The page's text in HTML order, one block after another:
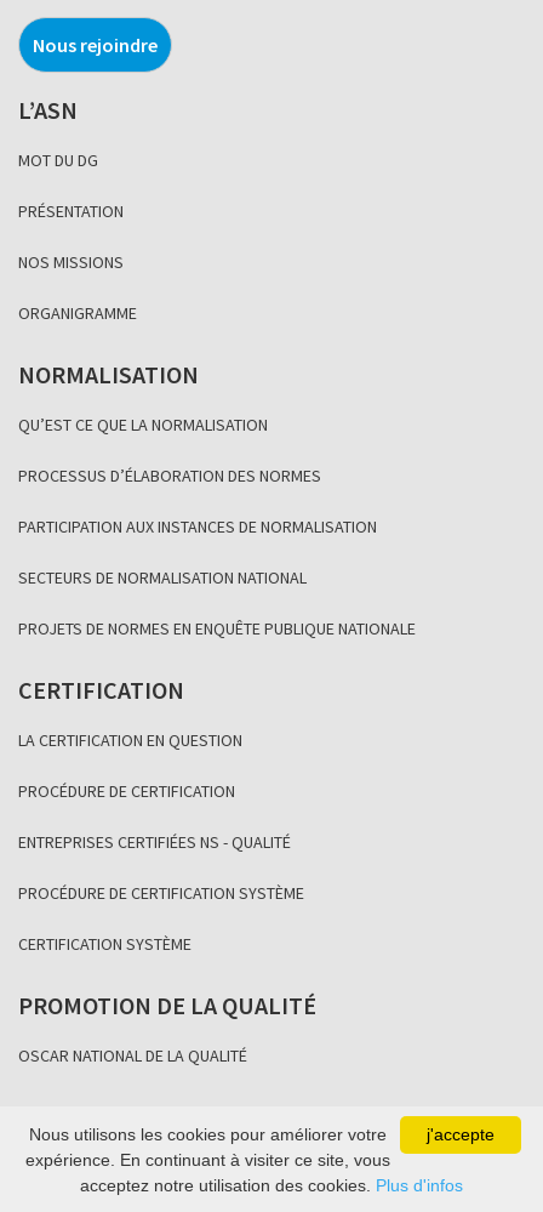
Nous rejoindre
L’ASN
MOT DU DG
PRÉSENTATION
NOS MISSIONS
ORGANIGRAMME
NORMALISATION
QU’EST CE QUE LA NORMALISATION
PROCESSUS D’ÉLABORATION DES NORMES
PARTICIPATION AUX INSTANCES DE NORMALISATION
SECTEURS DE NORMALISATION NATIONAL
PROJETS DE NORMES EN ENQUÊTE PUBLIQUE NATIONALE
CERTIFICATION
LA CERTIFICATION EN QUESTION
PROCÉDURE DE CERTIFICATION
ENTREPRISES CERTIFIÉES NS - QUALITÉ
PROCÉDURE DE CERTIFICATION SYSTÈME
CERTIFICATION SYSTÈME
PROMOTION DE LA QUALITÉ
OSCAR NATIONAL DE LA QUALITÉ
Copyright Association Sénégalaise de Normalisation 2021
j'accepte
Nous utilisons les cookies pour améliorer votre
expérience. En continuant à visiter ce site, vous
acceptez notre utilisation des cookies. Plus d'infos